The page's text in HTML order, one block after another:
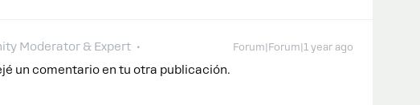
Moderator & Expert Forum|Forum|1 year ago
un comentario en tu otra publicación.